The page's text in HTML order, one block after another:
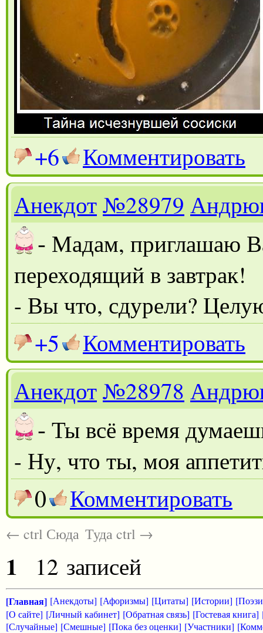
+6
Комментировать
Анекдот№28979
- Мадам, приглашаю
переходящий в завтрак!
- Вы что, сдурели?
+5
Комментировать
Анекдот№28978
- Ты всё время
- Ну, что ты, моя
0 Комментировать
← ctrl Сюда Туда ctrl →
1 12 записей
[Главная] [Анекдоты] [Афоризмы] [Цитаты] [Истории]
[О сайте] [Личный кабинет] [Обратная связь] [Гостевая книга]
[Случайные] [Смешные] [Пока без оценки] [Участники]